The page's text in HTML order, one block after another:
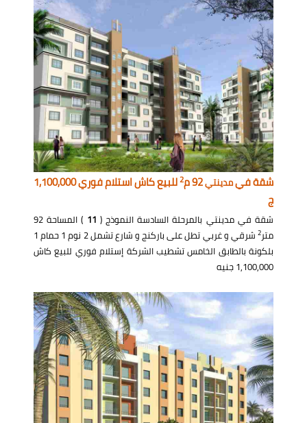
شقة فيمدينتي 2
للبيع كاش استلام فوري 1,100,000
ج
شقة في مدينتي بالمرحلة السادسة النموذج ( 11
) المساحة 92
متر2
شرقي و غربي تطل على باركنج و شارع تشمل 2 نوم 1 حمام 1
بلكونة بالطابق الخامس تشطيب الشركة إستلام فوري للبيع كاش
1,100,000 جنيه